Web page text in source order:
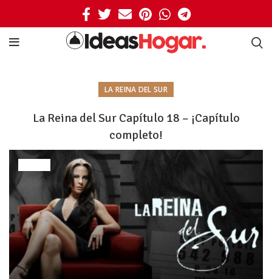
LA REINA DEL SUR
La Reina del Sur Capítulo 18 – ¡Capítulo
completo!